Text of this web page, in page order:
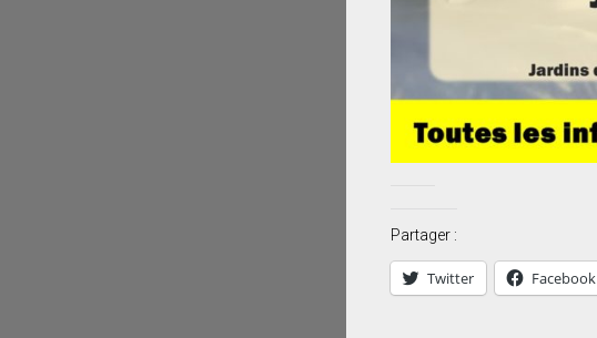
Partager :
Twitter Facebook